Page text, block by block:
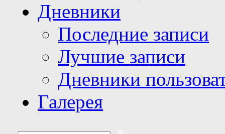
Дневники
Последние записи
Лучшие записи
Дневники
Галерея